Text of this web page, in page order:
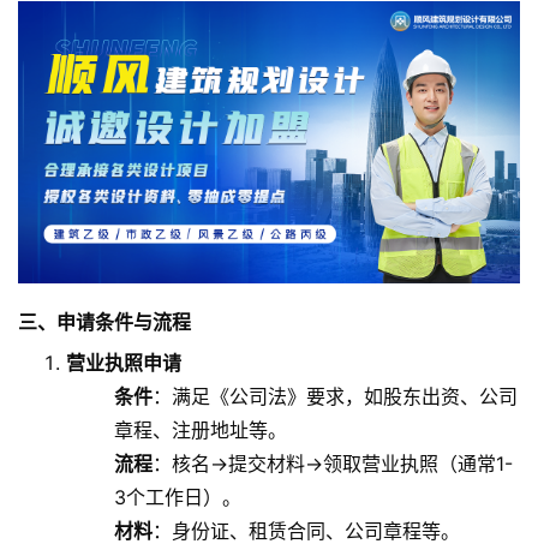
三、申请条件与流程
营业执照申请
条件：满足《公司法》要求，如股东出资、公司
章程、注册地址等。
流程：核名→提交材料→领取营业执照（通常1-
3个工作日）。
材料：身份证、租赁合同、公司章程等。